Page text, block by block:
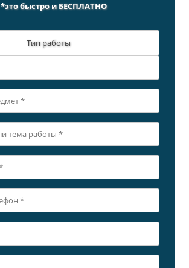
*это быстро и БЕСПЛАТНО
Тип работы